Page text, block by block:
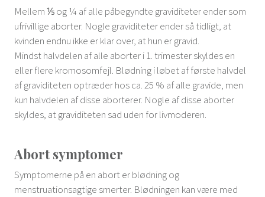
Mellem ⅕ og ¼ af alle påbegyndte graviditeter ender som
ufrivillige aborter. Nogle graviditeter ender så tidligt, at
kvinden endnu ikke er klar over, at hun er gravid.
Mindst halvdelen af alle aborter i 1. trimester skyldes en
eller flere kromosomfejl. Blødning i løbet af første halvdel
af graviditeten optræder hos ca. 25 % af alle gravide, men
kun halvdelen af disse aborterer. Nogle af disse aborter
skyldes, at graviditeten sad uden for livmoderen.
Abort symptomer
Symptomerne på en abort er blødning og
menstruationsagtige smerter. Blødningen kan være med